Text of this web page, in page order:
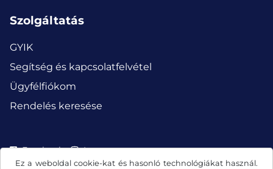
Ez a weboldal cookie-kat és hasonló technológiákat használ.
Szolgáltatás
GYIK
Segítség és kapcsolatfelvétel
Ügyfélfiókom
Rendelés keresése
Facebook Instagram